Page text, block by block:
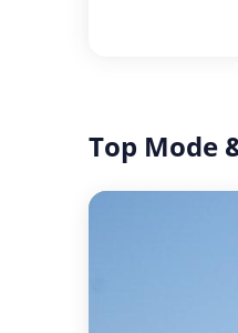
Top Mode